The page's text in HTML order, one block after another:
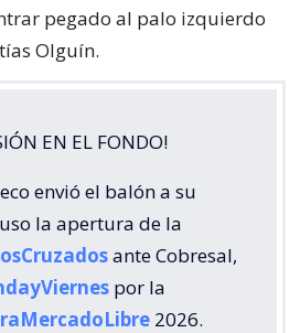
pegado al palo izquierdo
Olguín.
EN EL FONDO!
envió el balón a su
la apertura de la
ante Cobresal,
por la
2026.